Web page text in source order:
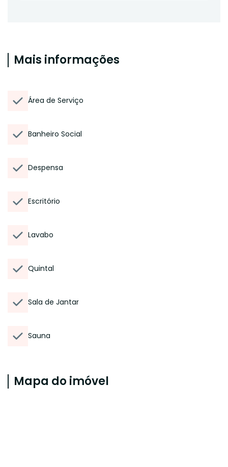
Mais informações
Área de Serviço
Banheiro Social
Despensa
Escritório
Lavabo
Quintal
Sala de Jantar
Sauna
Mapa do imóvel